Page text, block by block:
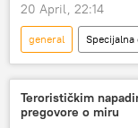
20 April, 22:14
general
Specijalna vojna
Belgija
Analize i mišljenja
Terorističkim
pregovore o miru